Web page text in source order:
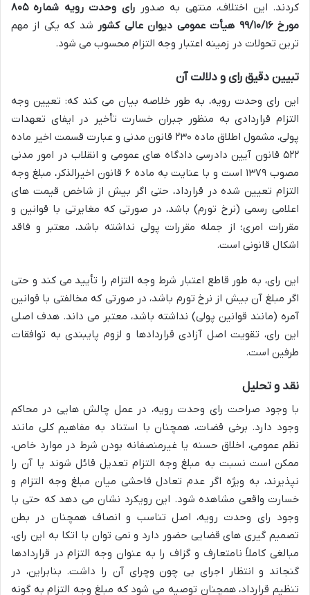
کردند. این اختلاف، منتهی به صدور
رای وحدت رویه شماره ۸۰۵
مورخ ۹۹/۱۰/۱۶ هیأت عمومی دیوان عالی کشور
شد که یکی از مهم
ترین تحولات در زمینه اعتبار وجه التزام محسوب می شود.
تبیین دقیق رای و دلالت آن
این رای وحدت رویه، به طور خلاصه بیان می کند که: تعیین وجه
التزام قراردادی به منظور جبران خسارت تأخیر در ایفای تعهدات
پولی، مشمول اطلاق ماده ۲۳۰ قانون مدنی و عبارت قسمت اخیر ماده
۵۲۲ قانون آیین دادرسی دادگاه های عمومی و انقلاب در امور مدنی
مصوب ۱۳۷۹ است و با عنایت به ماده ۶ قانون اخیرالذکر، مبلغ وجه
التزام تعیین شده در قرارداد، حتی اگر بیش از شاخص قیمت های
اعلامی رسمی (نرخ تورم) باشد، در صورتی که مغایرتی با قوانین و
مقررات امری؛ از جمله مقررات پولی نداشته باشد، معتبر و فاقد
اشکال قانونی است.
این رای، به طور قاطع اعتبار شرط وجه التزام را تأیید می کند و حتی
اگر مبلغ آن بیش از نرخ تورم باشد، در صورتی که مخالفتی با قوانین
آمره (مانند قوانین پولی) نداشته باشد، معتبر می داند. هدف اصلی
این رای، تقویت اصل آزادی قراردادها و لزوم پایبندی به توافقات
طرفین است.
نقد و تحلیل
با وجود صراحت رای وحدت رویه، در عمل چالش هایی در محاکم
وجود دارد. برخی قضات، همچنان با استناد به مفاهیم کلی مانند
نظم عمومی، اخلاق حسنه یا غیرمنصفانه بودن شرط در موارد خاص،
ممکن است نسبت به مبلغ وجه التزام تعدیل قائل شوند یا آن را
نپذیرند، به ویژه اگر عدم تعادل فاحشی میان مبلغ وجه التزام و
خسارت واقعی مشاهده شود. این رویکرد نشان می دهد که حتی با
وجود رای وحدت رویه، اصل تناسب و انصاف همچنان در بطن
تصمیم گیری های قضایی حضور دارد و نمی توان با اتکا به این رای،
مبالغی کاملاً نامتعارف و گزاف را به عنوان وجه التزام در قراردادها
گنجاند و انتظار اجرای بی چون وچرای آن را داشت. بنابراین، در
تنظیم قرارداد، همچنان توصیه می شود که مبلغ وجه التزام به گونه